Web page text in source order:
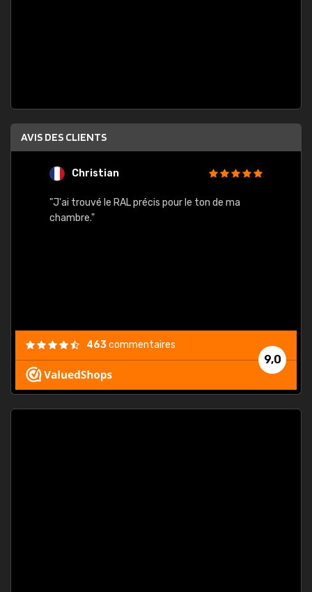
AVIS DES CLIENTS
Christian
"J'ai trouvé le RAL précis pour le ton de ma
chambre."
9,0
463commentaires